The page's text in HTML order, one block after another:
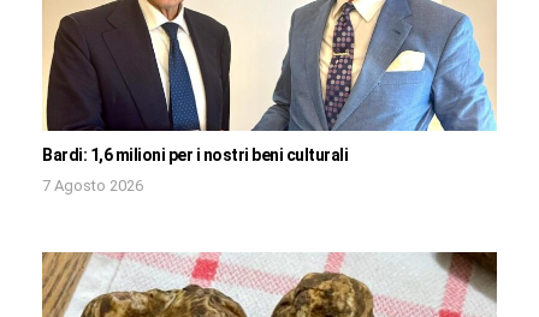
Bardi: 1,6 milioni per i nostri beni culturali
7 Agosto 2026